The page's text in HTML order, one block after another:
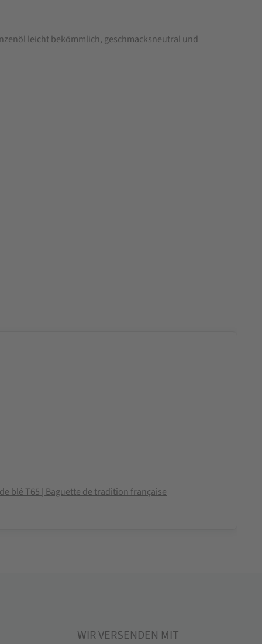
leicht bekömmlich, geschmacksneutral und
blé T65 | Baguette de tradition française
WIR VERSENDEN MIT